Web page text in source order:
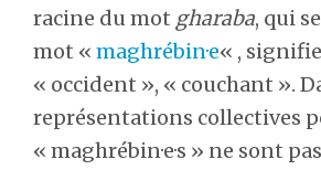
racine du mot gharaba, qui
mot « maghrébin·e« ,
« occident », « couchant ».
représentations collectives
« maghrébin·e·s » ne sont